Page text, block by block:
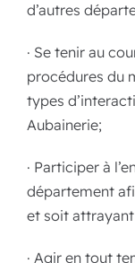
d’autres
· Se tenir au
procédures du
types
Aubainerie;
· Participer à
département
et soit
· Agir en tout